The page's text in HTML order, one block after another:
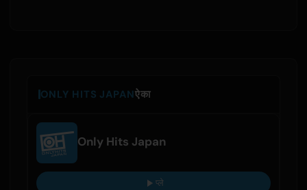
ONLY HITS JAPANऐका
Only Hits Japan
प्ले